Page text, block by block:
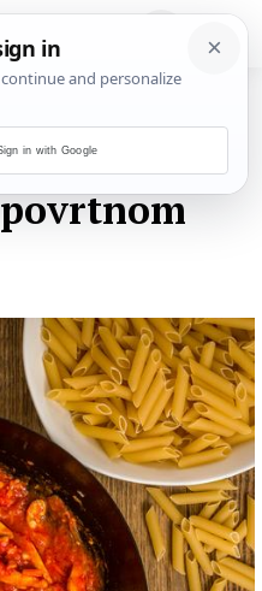
in with Google